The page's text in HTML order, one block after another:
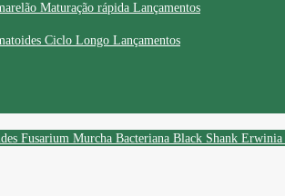
Maturação rápida Lançamentos
Ciclo Longo Lançamentos
Fusarium Murcha Bacteriana Black Shank Erwinia